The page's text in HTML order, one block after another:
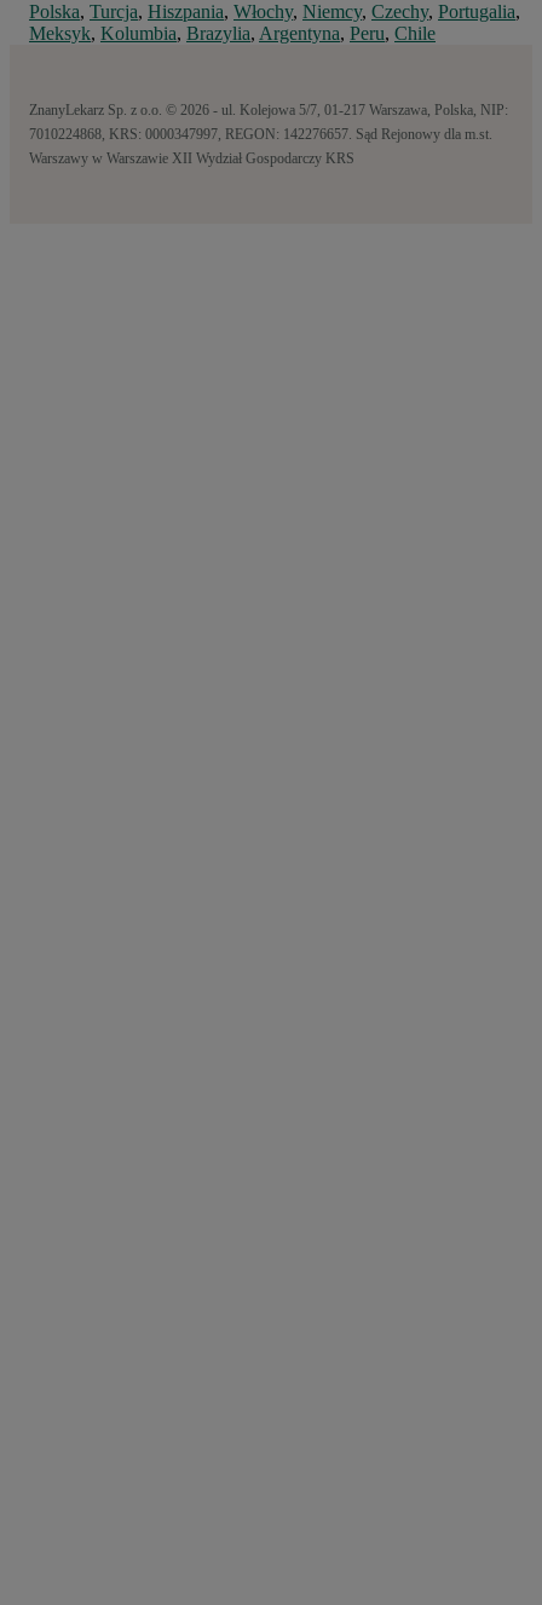
Polska, Turcja, Hiszpania, Włochy, Niemcy, Czechy, Portugalia,
Meksyk, Kolumbia, Brazylia, Argentyna, Peru, Chile
ZnanyLekarz Sp. z o.o. © 2026 - ul. Kolejowa 5/7, 01-217 Warszawa, Polska, NIP:
7010224868, KRS: 0000347997, REGON: 142276657. Sąd Rejonowy dla m.st.
Warszawy w Warszawie XII Wydział Gospodarczy KRS